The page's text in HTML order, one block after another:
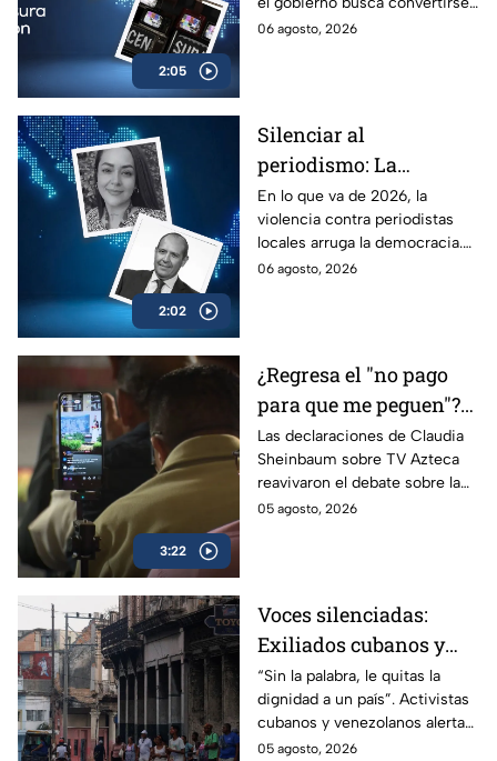
2:05
gobierno?
en el árbitro supremo de la
06 agosto, 2026
2:02
Silenciar al
periodismo: La
estrategia de violencia
e impunidad rumbo a
2027
En lo que va de 2026, la
violencia contra periodistas
locales arruga la democracia.
Entérate de cómo los
06 agosto, 2026
3:22
¿Regresa el "no pago
para que me peguen"?
Reviven frase de López
Portillo tras dichos del
gobierno de México
Las declaraciones de Claudia
Sheinbaum sobre TV Azteca
reavivaron el debate sobre la
publicidad oficial y recordaron
05 agosto, 2026
Voces silenciadas:
Exiliados cubanos y
venezolanos alertan
sobre la pérdida de
libertades en México
“Sin la palabra, le quitas la
dignidad a un país”. Activistas
cubanos y venezolanos alertan
sobre el avance del
05 agosto, 2026